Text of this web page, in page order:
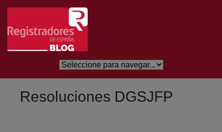
Saltar al contenido principal
Resoluciones DGSJFP